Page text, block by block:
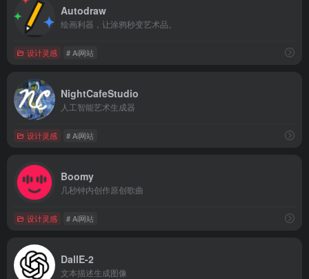
Autodraw
绘画利器，让涂鸦秒变艺术品。
设计灵感 # Ai网站
NightCafeStudio
人工智能艺术生成器
设计灵感 # Ai网站
Boomy
几秒钟内创作原创歌曲
设计灵感 # Ai网站
DallE-2
文本描述生成图像